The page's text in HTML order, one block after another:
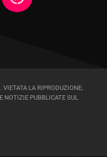
LA RIPRODUZIONE,
NOTIZIE PUBBLICATE SUL